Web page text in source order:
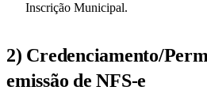
Inscrição Municipal.
2) Credenciamento/
emissão de NFS-e